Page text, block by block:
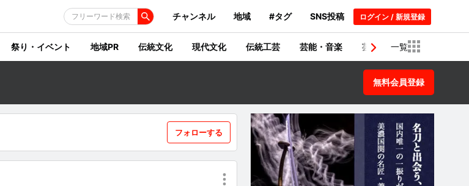
フリーワード検索 チャンネル 地域 #タグ SNS投稿 ログイン / 新規登録
祭り・イベント 地域PR 伝統文化 現代文化 伝統工芸 芸能・音楽 芸術・建築物
一覧
無料会員登録
フォローする